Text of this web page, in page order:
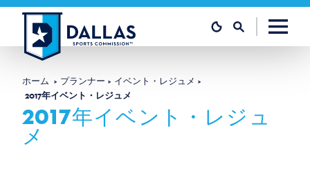
コンテンツへスキップ
ホーム プランナー
イベント・レジュメ
2017年イベント・レジュメ
2017年イベント・レジュ
メ